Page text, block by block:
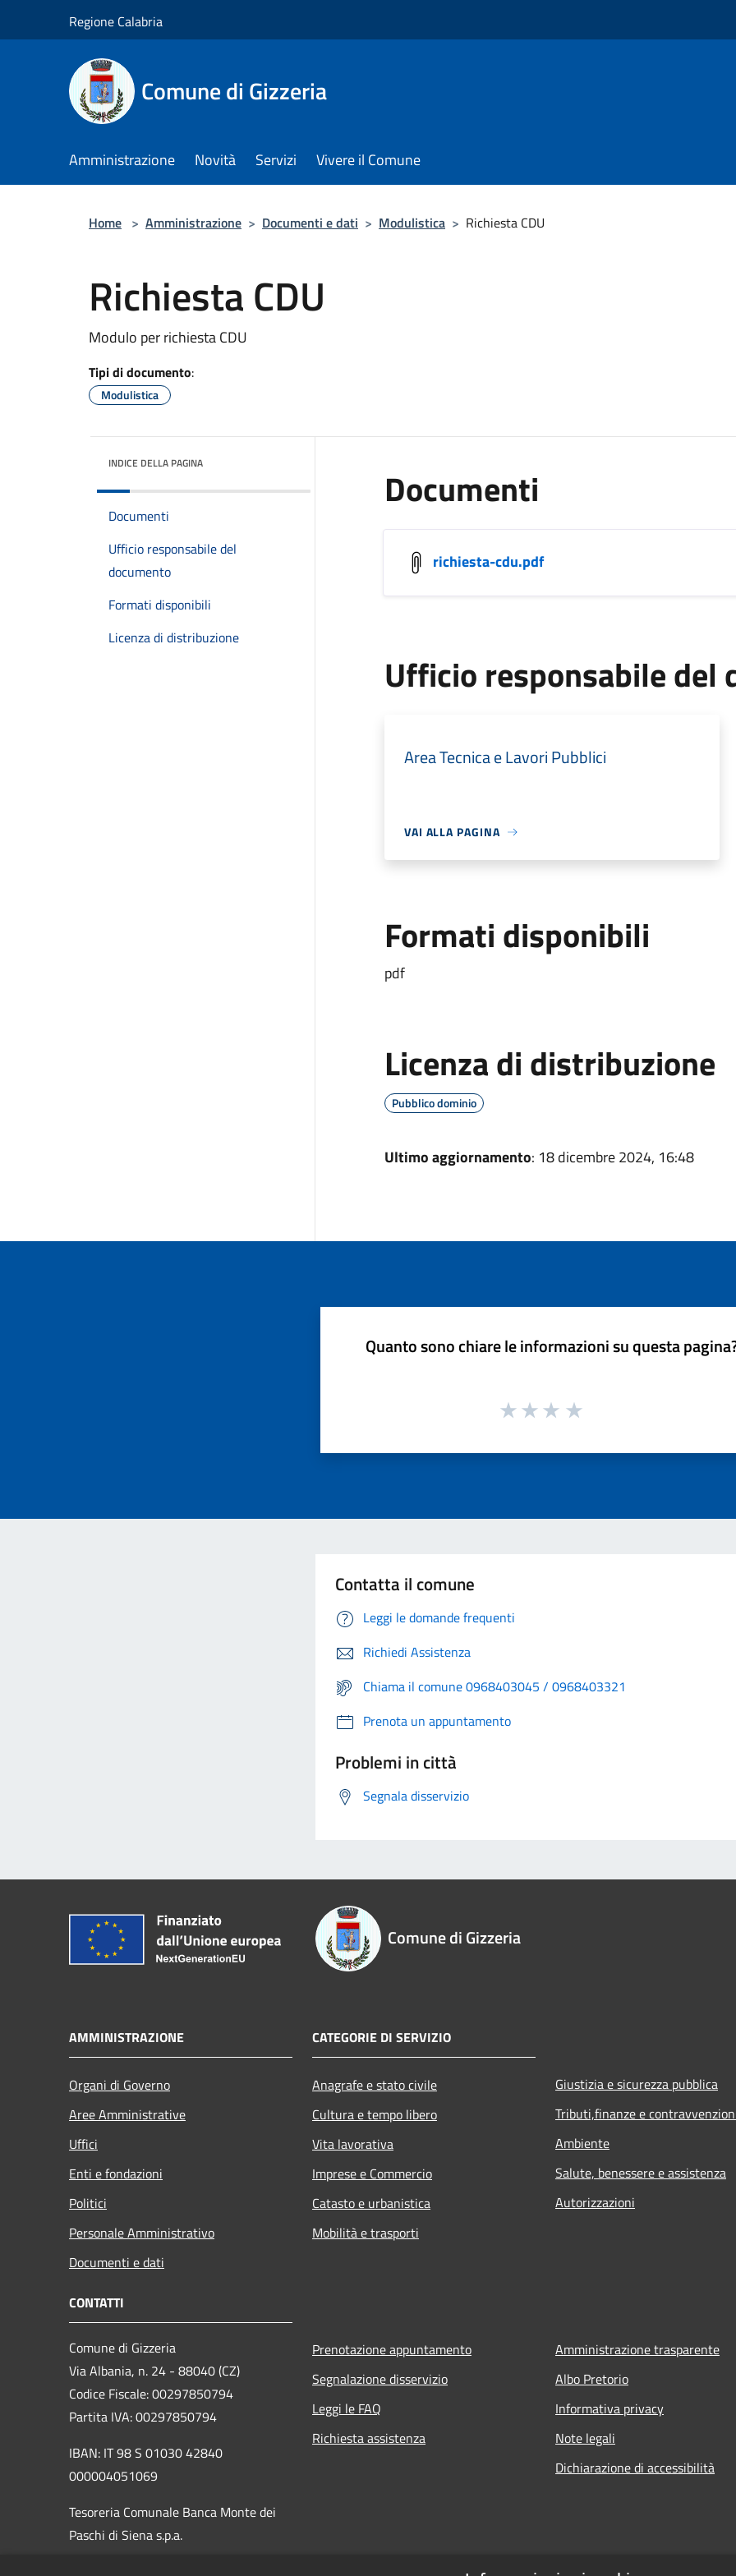
Regione Calabria
Comune di Gizzeria
Amministrazione Novità Servizi Vivere il Comune
Home > Amministrazione > Documenti e dati > Modulistica > Richiesta CDU
Richiesta CDU
Modulo per richiesta CDU
Tipi di documento:
Modulistica
INDICE DELLA PAGINA
Documenti
Ufficio responsabile del
documento
Formati disponibili
Licenza di distribuzione
Documenti
richiesta-cdu.pdf
Ufficio responsabile del
Area Tecnica e Lavori Pubblici
VAI ALLA PAGINA
Formati disponibili
pdf
Licenza di distribuzione
Pubblico dominio
Ultimo aggiornamento: 18 dicembre 2024, 16:48
Quanto sono chiare le informazioni su questa
Contatta il comune
Leggi le domande frequenti
Richiedi Assistenza
Chiama il comune 0968403045 / 0968403321
Prenota un appuntamento
Problemi in città
Segnala disservizio
Comune di Gizzeria
AMMINISTRAZIONE
Organi di Governo
Aree Amministrative
Uffici
Enti e fondazioni
Politici
Personale Amministrativo
Documenti e dati
CATEGORIE DI SERVIZIO
Anagrafe e stato civile
Cultura e tempo libero
Vita lavorativa
Imprese e Commercio
Catasto e urbanistica
Mobilità e trasporti
Giustizia e sicurezza pubblica
Tributi,finanze e
Ambiente
Salute, benessere e assistenza
Autorizzazioni
CONTATTI
Comune di Gizzeria
Via Albania, n. 24 - 88040 (CZ)
Codice Fiscale: 00297850794
Partita IVA: 00297850794
IBAN: IT 98 S 01030 42840
000004051069
Tesoreria Comunale Banca Monte dei
Paschi di Siena s.p.a.
Prenotazione appuntamento
Segnalazione disservizio
Leggi le FAQ
Richiesta assistenza
Amministrazione trasparente
Albo Pretorio
Informativa privacy
Note legali
Dichiarazione di accessibilità